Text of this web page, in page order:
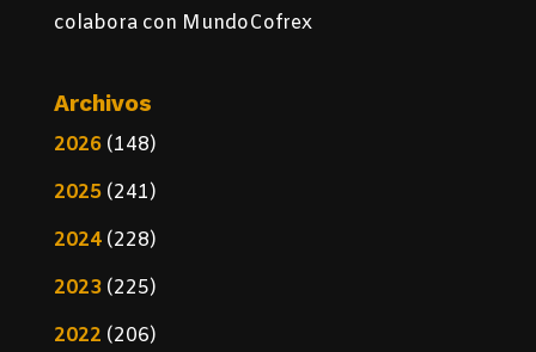
colabora con MundoCofrex
Archivos
2026(148)
2025(241)
2024(228)
2023(225)
2022 (206)